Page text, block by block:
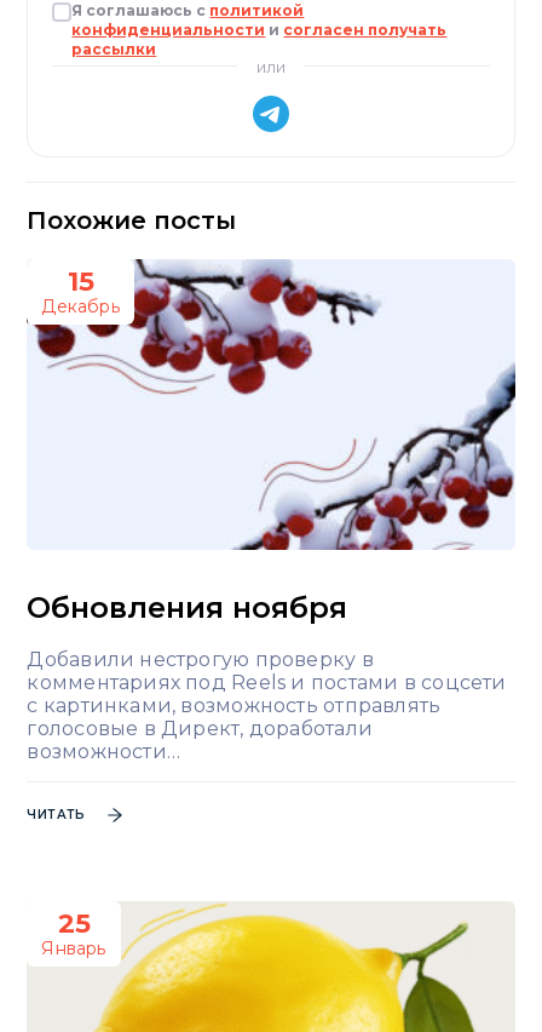
Я соглашаюсь с политикой
конфиденциальности и согласен получать
рассылки
или
Похожие посты
15
Декабрь
Обновления ноября
Добавили нестрогую проверку в
комментариях под Reels и постами в соцсети
с картинками, возможность отправлять
голосовые в Директ, доработали
возможности…
ЧИТАТЬ
25
Январь